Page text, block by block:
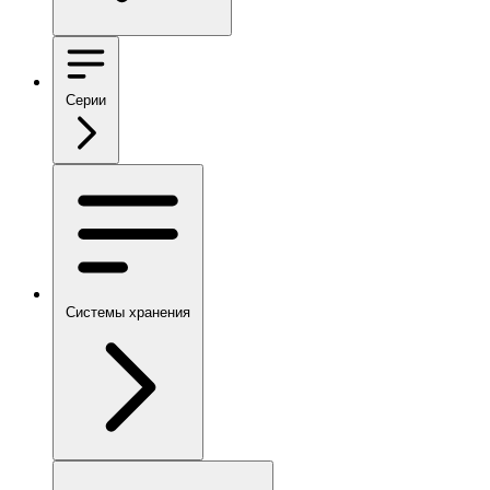
Серии
Системы хранения